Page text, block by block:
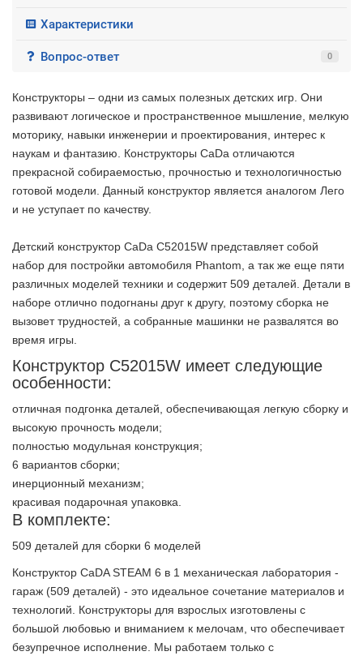
Характеристики
Вопрос-ответ 0
Конструкторы – одни из самых полезных детских игр. Они
развивают логическое и пространственное мышление, мелкую
моторику, навыки инженерии и проектирования, интерес к
наукам и фантазию. Конструкторы CaDa отличаются
прекрасной собираемостью, прочностью и технологичностью
готовой модели. Данный конструктор является аналогом Лего
и не уступает по качеству.
Детский конструктор CaDa С52015W представляет собой
набор для постройки автомобиля Phantom, а так же еще пяти
различных моделей техники и содержит 509 деталей. Детали в
наборе отлично подогнаны друг к другу, поэтому сборка не
вызовет трудностей, а собранные машинки не развалятся во
время игры.
Конструктор C52015W имеет следующие
особенности:
отличная подгонка деталей, обеспечивающая легкую сборку и
высокую прочность модели;
полностью модульная конструкция;
6 вариантов сборки;
инерционный механизм;
красивая подарочная упаковка.
В комплекте:
509 деталей для сборки 6 моделей
Конструктор CaDA STEAM 6 в 1 механическая лаборатория -
гараж (509 деталей) - это идеальное сочетание материалов и
технологий. Конструкторы для взрослых изготовлены с
большой любовью и вниманием к мелочам, что обеспечивает
безупречное исполнение. Мы работаем только с
2 недели